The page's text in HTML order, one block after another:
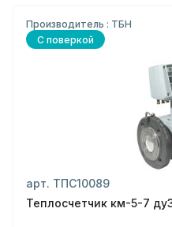
Производитель : ТБН
С поверкой
арт. ТПС10089
Теплосчетчик км-5-7